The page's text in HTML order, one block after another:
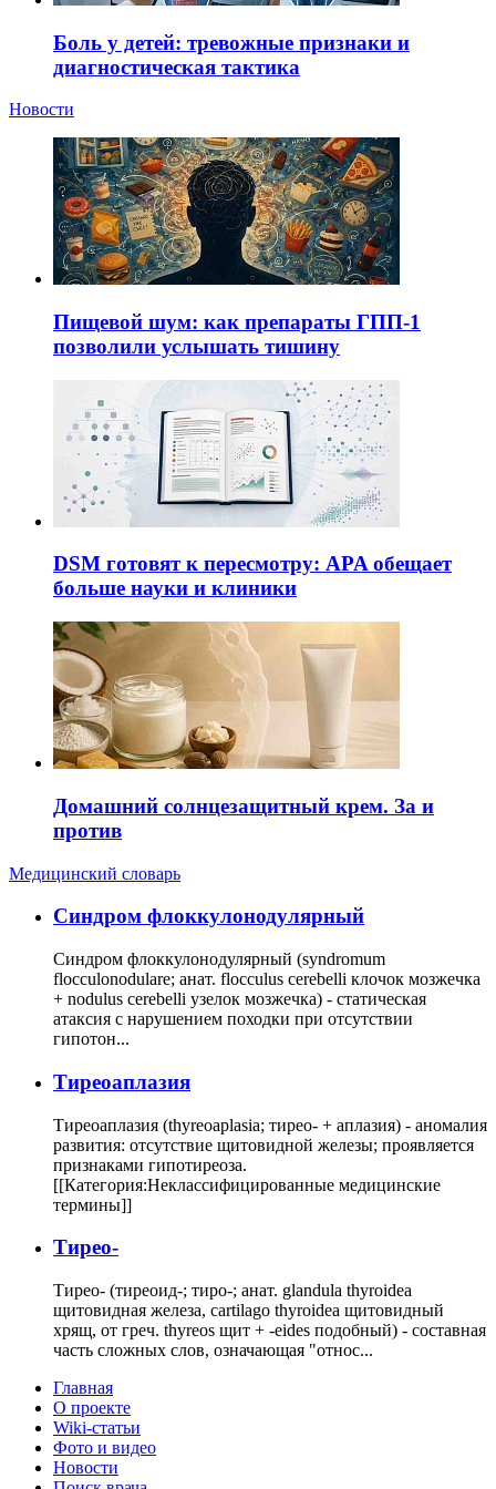
Боль у детей: тревожные признаки и
диагностическая тактика
Новости
Пищевой шум: как препараты ГПП-1
позволили услышать тишину
DSM готовят к пересмотру: APA обещает
больше науки и клиники
Домашний солнцезащитный крем. За и
против
Медицинский словарь
Cиндром флоккулонодулярный
Синдром флоккулонодулярный (syndromum
flocculonodulare; анат. flocculus cerebelli клочок мозжечка
+ nodulus cerebelli узелок мозжечка) - статическая
атаксия с нарушением походки при отсутствии
гипотон...
Тиреоаплазия
Тиреоаплазия (thyreoaplasia; тирео- + аплазия) - аномалия
развития: отсутствие щитовидной железы; проявляется
признаками гипотиреоза.
[[Категория:Неклассифицированные медицинские
термины]]
Тирео-
Тирео- (тиреоид-; тиро-; анат. glandula thyroidea
щитовидная железа, cartilago thyroidea щитовидный
хрящ, от греч. thyreos щит + -eides подобный) - составная
часть сложных слов, означающая "относ...
Главная
О проекте
Wiki-статьи
Фото и видео
Новости